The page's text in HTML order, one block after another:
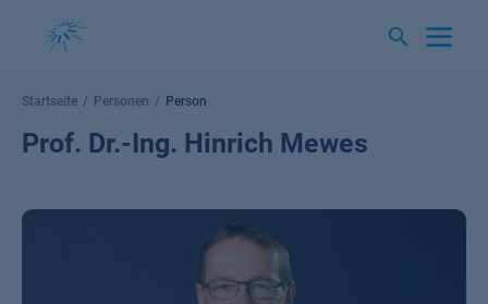
Startseite Personen Person
Prof. Dr.-Ing. Hinrich Mewes